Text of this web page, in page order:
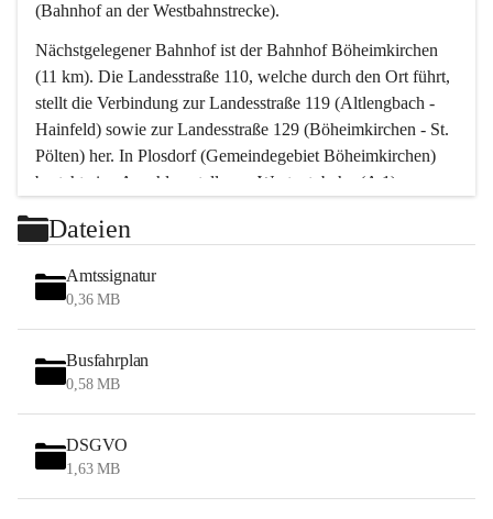
(Bahnhof an der Westbahnstrecke).
Nächstgelegener Bahnhof ist der Bahnhof Böheimkirchen
(11 km). Die Landesstraße 110, welche durch den Ort führt,
stellt die Verbindung zur Landesstraße 119 (Altlengbach -
Hainfeld) sowie zur Landesstraße 129 (Böheimkirchen - St.
Pölten) her. In Plosdorf (Gemeindegebiet Böheimkirchen)
besteht eine Anschlussstelle zur Westautobahn (A 1).
Wien erreicht man in ca. 45 Minuten.
Stössing zählt noch zum Naherholungsraum Wien sowie
zum Naherholungsraum St. Pölten. Viele Bauernhöfe hatten
„ihre Wiener“. Seit 1960 bauten viele Wiener
Wochenendhäuser im Gemeindegebiet. Wegen des
waldreichen Jagdgebietes haben viele Jagdpächter ihre
Das Wandern ist aus touristischer Sicht die bedeutendste
Tätigkeit. Das hügelige Gebiet mit Wanderwegen durch
Wiesen, Wälder und Obstkulturen lädt dazu ein. Gefördert
Dateien
Amtssignatur
0,36 MB
Busfahrplan
0,58 MB
DSGVO
1,63 MB